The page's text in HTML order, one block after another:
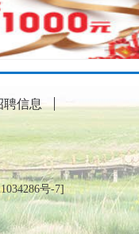
聘信息
号-7]